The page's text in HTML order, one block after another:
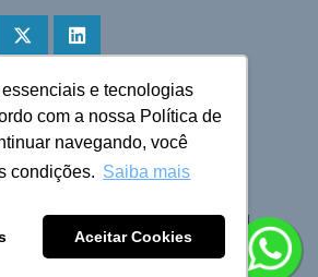
e tecnologias
com a nossa Política de
navegando, você
condições. Saiba mais
Aceitar Cookies
aplicativo
reservados © 2025 Cruzeiro do Sul